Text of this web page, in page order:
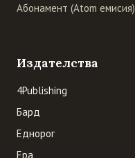
Абонамент (Atom емисия)
Издателства
4Publishing
Бард
Еднорог
Ера